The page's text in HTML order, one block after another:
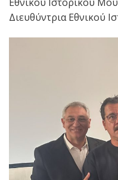
Διευθύντρια Εθνικού